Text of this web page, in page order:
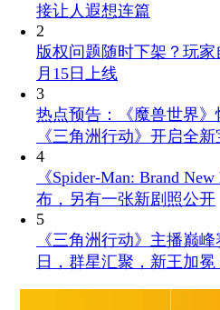
接让人遐想连篇
2
版权问题随时下架？玩
月15日上线
3
热点预告：《魔兽世界》
《三角洲行动》开启全新
4
《Spider-Man: Brand
布，另有一张新剧照公开
5
《三角洲行动》主播巅
日，群星汇聚，新王加冕